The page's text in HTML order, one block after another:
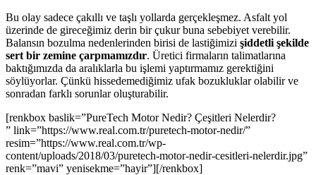
Bu olay sadece çakıllı ve taşlı yollarda gerçekleşmez. Asfalt yol
üzerinde de gireceğimiz derin bir çukur buna sebebiyet verebilir.
Balansın bozulma nedenlerinden birisi de lastiğimizi şiddetli şekilde
sert bir zemine çarpmamızdır. Üretici firmaların talimatlarına
baktığımızda da aralıklarla bu işlemi yaptırmamız gerektiğini
söylüyorlar. Çünkü hissedemediğimiz ufak bozukluklar olabilir ve
sonradan farklı sorunlar oluşturabilir.
[renkbox baslik=”PureTech Motor Nedir? Çeşitleri Nelerdir?
” link=”https://www.real.com.tr/puretech-motor-nedir/”
resim=”https://www.real.com.tr/wp-
content/uploads/2018/03/puretech-motor-nedir-cesitleri-nelerdir.jpg”
renk=”mavi” yenisekme=”hayir”][/renkbox]